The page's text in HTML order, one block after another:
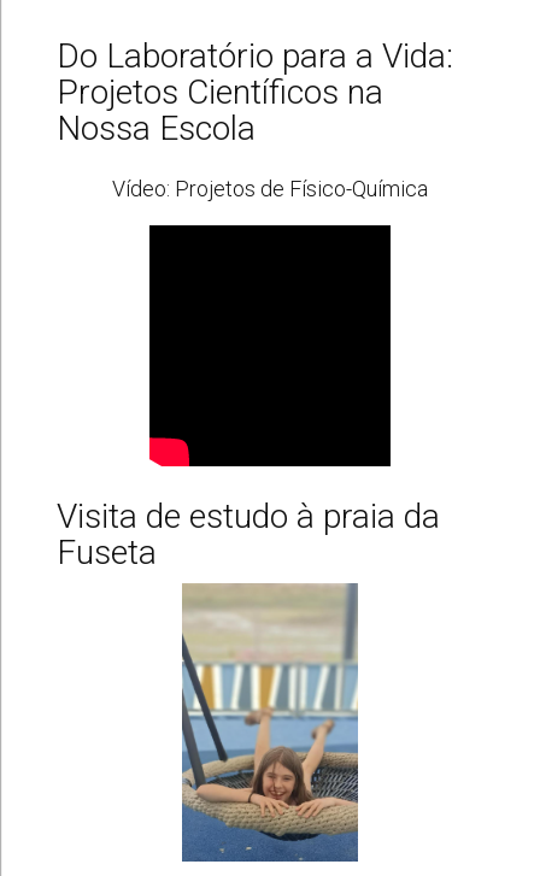
Do Laboratório para a Vida:
Projetos Científicos na
Nossa Escola
Vídeo: Projetos de Físico-Química
Visita de estudo à praia da
Fuseta